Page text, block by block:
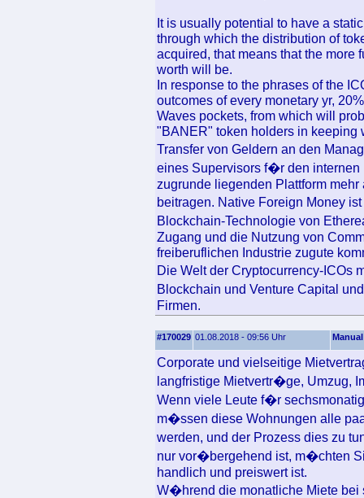
It is usually potential to have a
through which the distribution of
acquired, that means that the more
worth will be.
In response to the phrases of the
outcomes of every monetary yr,
Waves pockets, from which will
"BANER" token holders in keeping
Transfer von Geldern an den
eines Supervisors f�r den internen
zugrunde liegenden Plattform
beitragen. Native Foreign Money
Blockchain-Technologie von
Zugang und die Nutzung von
freiberuflichen Industrie zugute
Die Welt der Cryptocurrency-
Blockchain und Venture Capital
Firmen.
#170029 01.08.2018 - 09:56 Uhr Manual
Corporate und vielseitige
langfristige Mietvertr�ge, Umzug,
Wenn viele Leute f�r
m�ssen diese Wohnungen alle
werden, und der Prozess dies zu
nur vor�bergehend ist, m�chten
handlich und preiswert ist.
W�hrend die monatliche Miete